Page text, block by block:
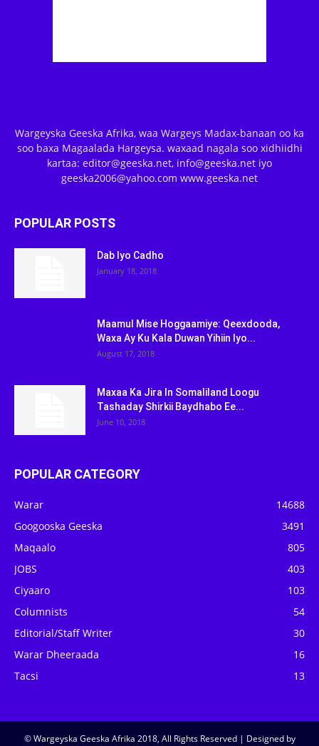
Wargeyska Geeska Afrika, waa Wargeys Madax-banaan oo ka
soo baxa Magaalada Hargeysa. waxaad nagala soo xidhiidhi
kartaa: editor@geeska.net, info@geeska.net iyo
geeska2006@yahoo.com www.geeska.net
POPULAR POSTS
Dab Iyo Cadho
January 18, 2018
Maamul Mise Hoggaamiye: Qeexdooda,
Waxa Ay Ku Kala Duwan Yihiin Iyo...
August 17, 2018
Maxaa Ka Jira In Somaliland Loogu
Tashaday Shirkii Baydhabo Ee...
June 10, 2018
POPULAR CATEGORY
Warar
14688
Googooska Geeska
3491
Maqaalo
805
JOBS
403
Ciyaaro
103
Columnists
54
Editorial/Staff Writer
30
Warar Dheeraada
16
Tacsi
13
© Wargeyska Geeska Afrika 2018, All Rights Reserved | Designed by